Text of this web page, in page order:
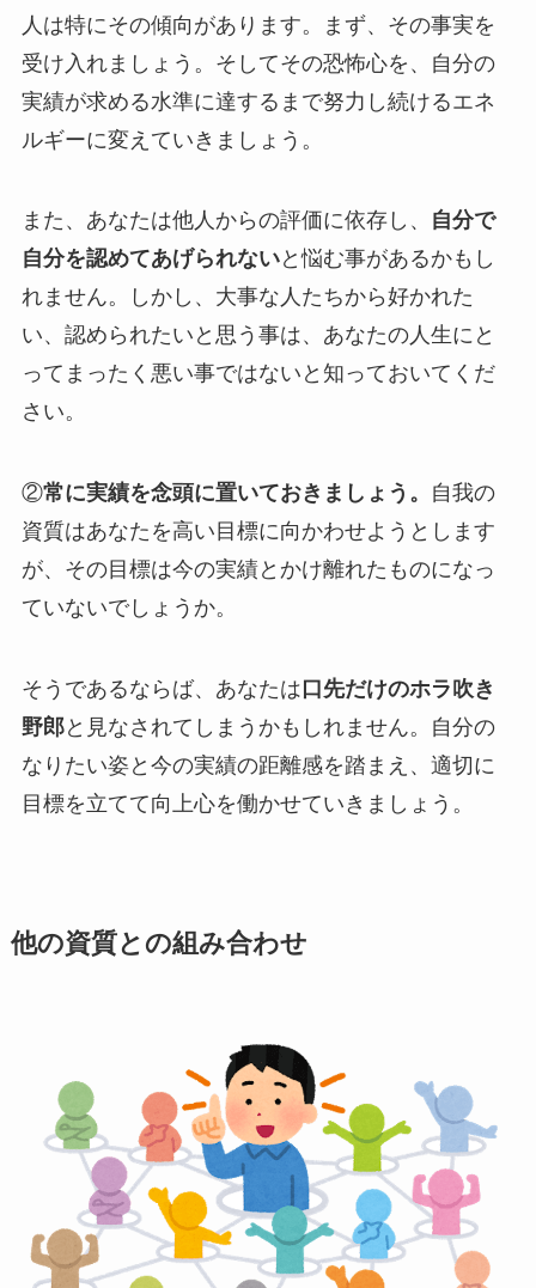
人は特にその傾向があります。まず、その事実を
受け入れましょう。そしてその恐怖心を、自分の
実績が求める水準に達するまで努力し続けるエネ
ルギーに変えていきましょう。
また、あなたは他人からの評価に依存し、
自分で
自分を認めてあげられないと悩む事があるかもし
れません。しかし、大事な人たちから好かれた
い、認められたいと思う事は、あなたの人生にと
ってまったく悪い事ではないと知っておいてくだ
さい。
②常に実績を念頭に置いておきましょう。
自我の
資質はあなたを高い目標に向かわせようとします
が、その目標は今の実績とかけ離れたものになっ
ていないでしょうか。
そうであるならば、あなたは 口先だけのホラ吹き
野郎と見なされてしまうかもしれません。自分の
なりたい姿と今の実績の距離感を踏まえ、適切に
目標を立てて向上心を働かせていきましょう。
他の資質との組み合わせ